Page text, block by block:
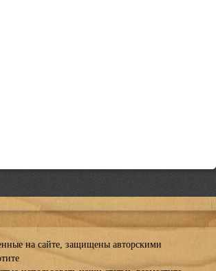
на сайте, защищены авторскими